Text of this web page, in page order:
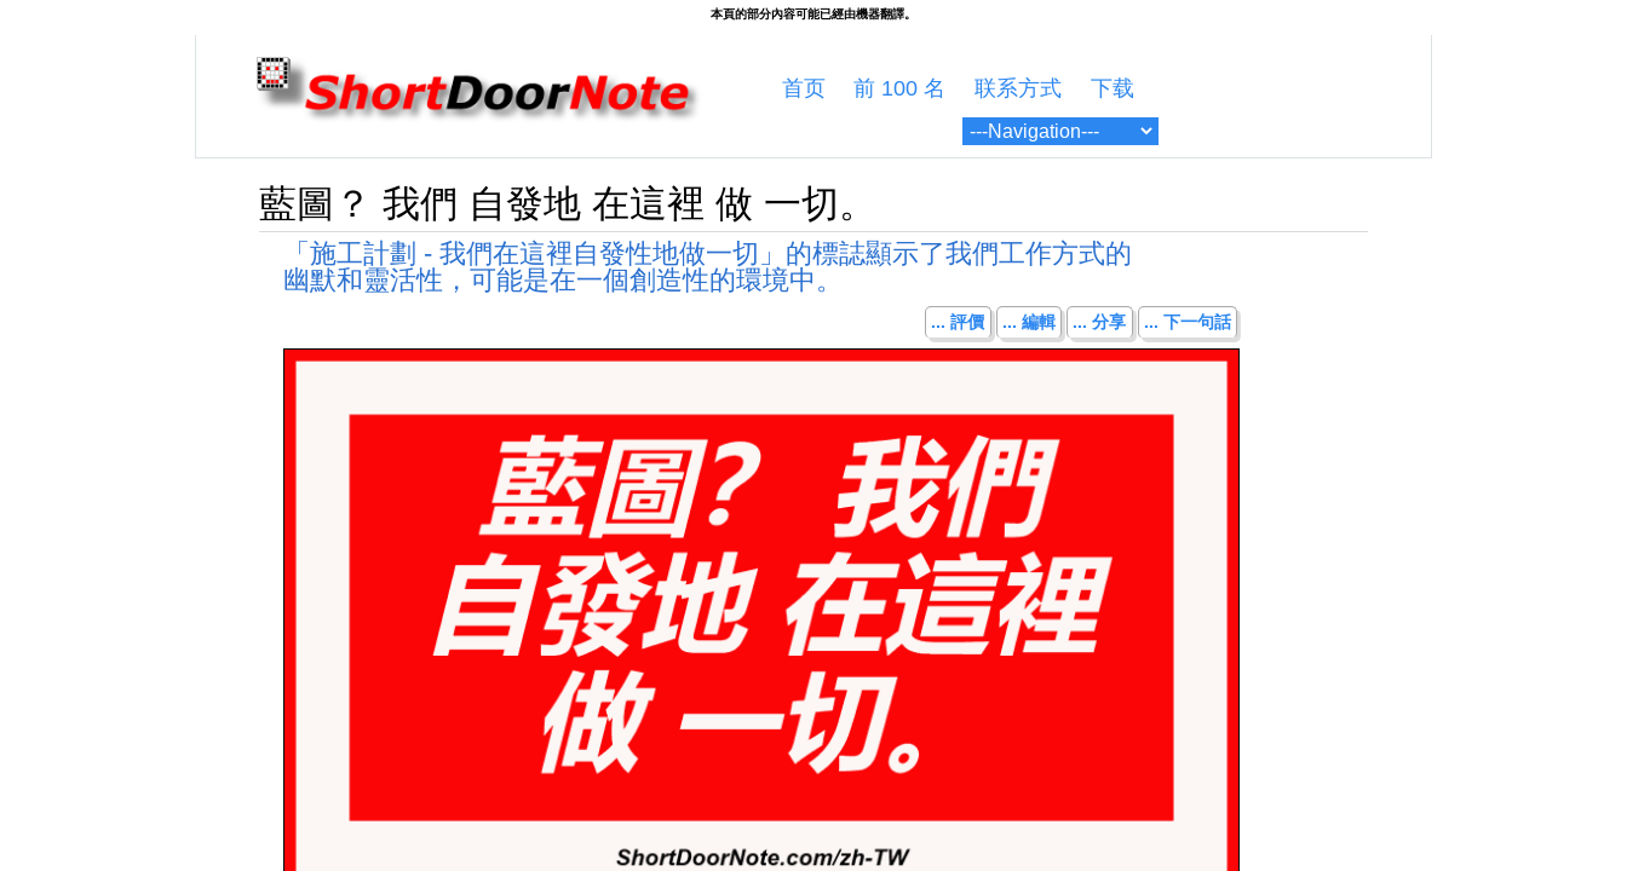
首页 前 100 名 联系方式 下载
藍圖？ 我們 自發地 在這裡 做 一切。
「施工計劃 - 我們在這裡自發性地做一切」的標誌顯示了我們工作方式的
幽默和靈活性，可能是在一個創造性的環境中。
... 評價 ... 編輯 ... 分享 ... 下一句話